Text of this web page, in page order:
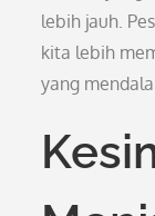
lebih jauh.
kita lebih
yang